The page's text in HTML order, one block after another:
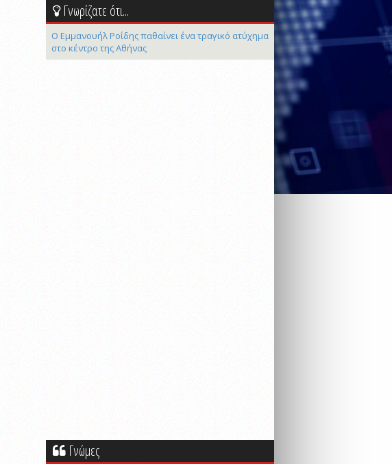
Γνωρίζατε ότι...
Ο Εμμανουήλ Ροΐδης παθαίνει ένα τραγικό ατύχημα
στο κέντρο της Αθήνας
Γνώμες